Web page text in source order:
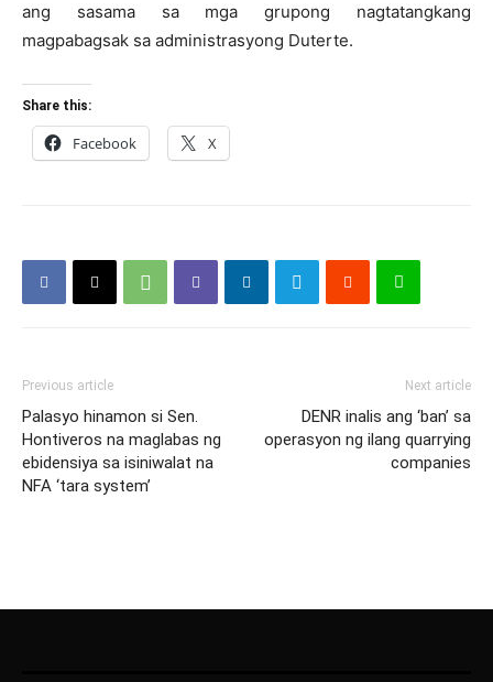
ang sasama sa mga grupong nagtatangkang
magpabagsak sa administrasyong Duterte.
Share this:
Facebook X
Previous article
Palasyo hinamon si Sen.
Hontiveros na maglabas ng
ebidensiya sa isiniwalat na
NFA ‘tara system’
Next article
DENR inalis ang ‘ban’ sa
operasyon ng ilang quarrying
companies